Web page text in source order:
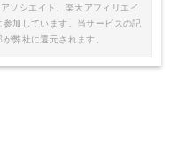
ソシエイト、楽天アフィリエイ
加しています。当サービスの記
弊社に還元されます。
Amazonで詳細を見る
楽天で詳細を見る